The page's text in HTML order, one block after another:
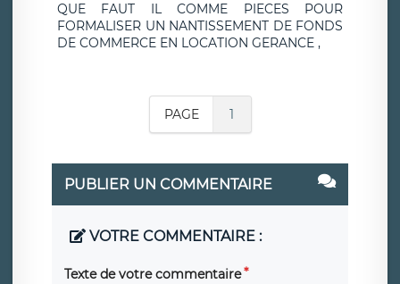
QUE FAUT IL COMME PIECES POUR
FORMALISER UN NANTISSEMENT DE FONDS
DE COMMERCE EN LOCATION GERANCE ,
PAGE 1
PUBLIER UN COMMENTAIRE
VOTRE COMMENTAIRE :
Texte de votre commentaire